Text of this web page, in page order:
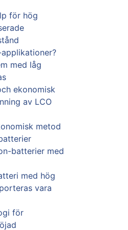
för hög
med låg
ekonomisk
av LCO
metod
batterier med
med hög
vara
för